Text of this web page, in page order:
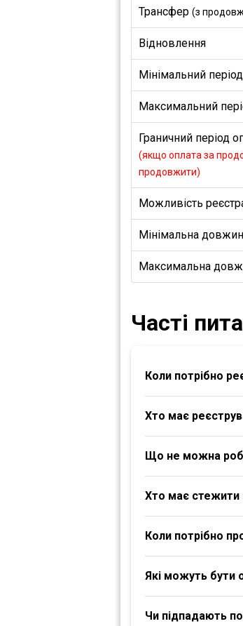
Трансфер (з
Відновлення
Мінімальний
Максимальний
Граничний період
(якщо оплата за
продовжити)
Можливість
Мінімальна
Максимальна
Часті
Коли потрібно
Хто має
Що не можна
Хто має
Коли потрібно
Які можуть бути
Чи підпадають